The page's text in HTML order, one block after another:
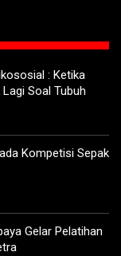
: Ketika
Soal Tubuh
Kompetisi Sepak
Gelar Pelatihan